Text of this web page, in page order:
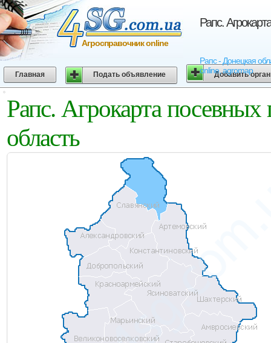
Рапс.
Рапс - Донецкая
online, agromap
Агросправочник online
Главная Подать объявление Добавить
Рапс. Агрокарта
область